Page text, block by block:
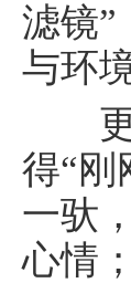
滤镜”
与环
更
得“刚
一驮
心情